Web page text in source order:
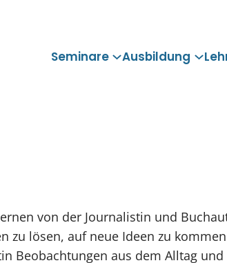
Seminare Ausbildung
von der Journalistin und
zu lösen, auf neue Ideen zu
Beobachtungen aus dem Alltag